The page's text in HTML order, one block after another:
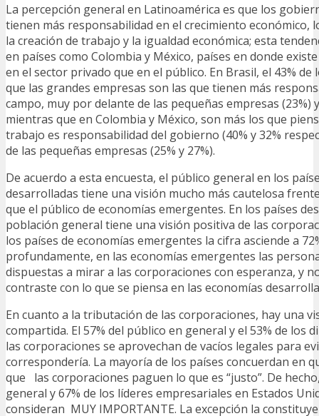
La percepción general en Latinoamérica es que los
tienen más responsabilidad en el crecimiento económico,
la creación de trabajo y la igualdad económica; esta
en países como Colombia y México, países en donde
en el sector privado que en el público. En Brasil, el 43% de
que las grandes empresas son las que tienen más
campo, muy por delante de las pequeñas empresas (23%)
mientras que en Colombia y México, son más los que
trabajo es responsabilidad del gobierno (40% y 32%
de las pequeñas empresas (25% y 27%).
De acuerdo a esta encuesta, el público general en los
desarrolladas tiene una visión mucho más cautelosa
que el público de economías emergentes. En los países
población general tiene una visión positiva de las
los países de economías emergentes la cifra asciende a
profundamente, en las economías emergentes las
dispuestas a mirar a las corporaciones con esperanza, y
contraste con lo que se piensa en las economías
En cuanto a la tributación de las corporaciones, hay una
compartida. El 57% del público en general y el 53% de los
las corporaciones se aprovechan de vacíos legales para
correspondería. La mayoría de los países concuerdan en
que las corporaciones paguen lo que es “justo”. De
general y 67% de los líderes empresariales en Estados
consideran MUY IMPORTANTE. La excepción la